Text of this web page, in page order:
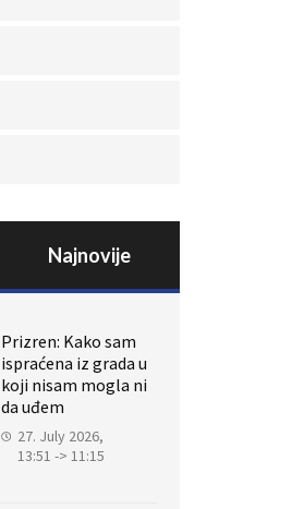
Najnovije
Prizren: Kako sam
ispraćena iz grada u
koji nisam mogla ni
da uđem
27. July 2026,
13:51 -> 11:15